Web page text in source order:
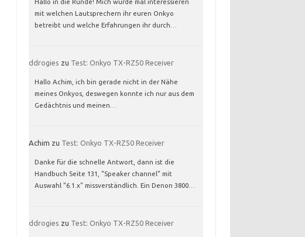
mit welchen Lautsprechern ihr euren Onkyo
betreibt und welche Erfahrungen ihr durch…
ddrogies zu Test: Onkyo TX-RZ50 Receiver
Hallo Achim, ich bin gerade nicht in der Nähe
meines Onkyos, deswegen konnte ich nur aus dem
Gedächtnis und meinen…
Achim zu Test: Onkyo TX-RZ50 Receiver
Danke für die schnelle Antwort, dann ist die
Handbuch Seite 131, "Speaker channel" mit
Auswahl "6.1.x" missverständlich. Ein Denon 3800…
ddrogies zu Test: Onkyo TX-RZ50 Receiver